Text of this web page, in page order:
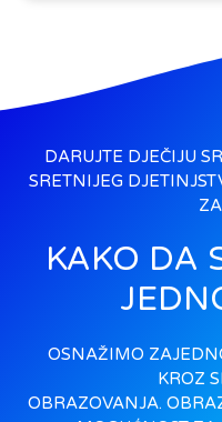
DARUJTE DJEČIJU
SRETNIJEG
KAKO DA
OSNAŽIMO
KROZ
OBRAZOVANJA.